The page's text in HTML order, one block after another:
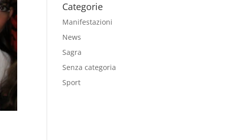
Categorie
Manifestazioni
News
Sagra
Senza categoria
Sport